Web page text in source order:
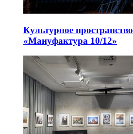
Культурное пространство
«Мануфактура 10/12»